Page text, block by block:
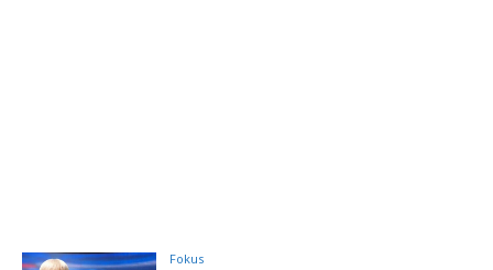
Fokus